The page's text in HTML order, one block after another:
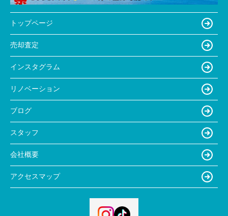
トップページ
売却査定
インスタグラム
リノベーション
ブログ
スタッフ
会社概要
アクセスマップ